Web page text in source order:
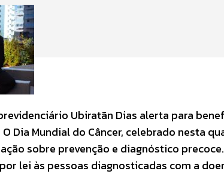
Ubiratãn Dias alerta para
Dia Mundial do Câncer, celebrado nesta
sobre prevenção e diagnóstico
lei às pessoas diagnosticadas com a